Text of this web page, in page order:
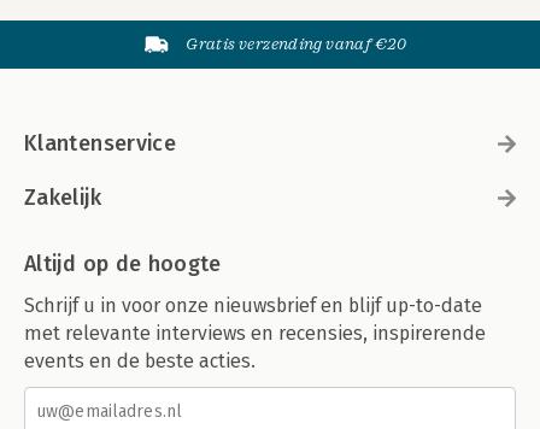
Gratis verzending vanaf €20
Klantenservice
Zakelijk
Altijd op de hoogte
Schrijf u in voor onze nieuwsbrief en blijf up-to-date
met relevante interviews en recensies, inspirerende
events en de beste acties.